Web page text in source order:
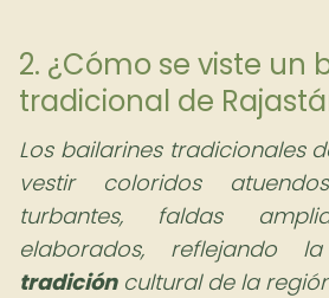
2. ¿Cómo se viste un
tradicional de
Los bailarines tradicionales
vestir coloridos
turbantes, faldas
elaborados, reflejando
tradicióncultural de la